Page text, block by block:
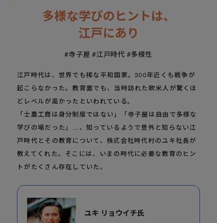
多様な学びのヒントは、
江戸にあり
#寺子屋 #江戸時代 #多様性
江戸時代は、世界でも稀な平和国家。300年近くも戦争が
起こらなかった。教育面でも、当時訪れた欧米人が驚くほ
どレベルが高かったといわれている。
「士農工商は身分制度ではない」「寺子屋は自由で多様な
学びの場だった」…、知っているようで意外と知らない江
戸時代とその教育について、株式会社時代村のユキ社長が
教えてくれた。そこには、いまの時代に必要な教育のヒン
トがたくさん存在していた。
ユキ リョウイチ氏